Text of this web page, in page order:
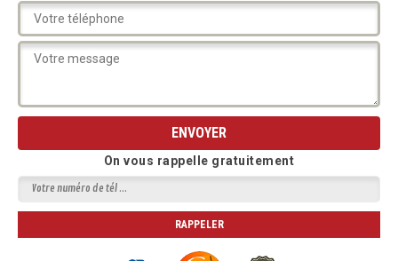
On vous rappelle gratuitement